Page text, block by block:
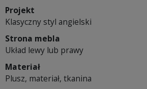
Projekt
Klasyczny styl angielski
Strona mebla
Układ lewy lub prawy
Materiał
Plusz, materiał, tkanina